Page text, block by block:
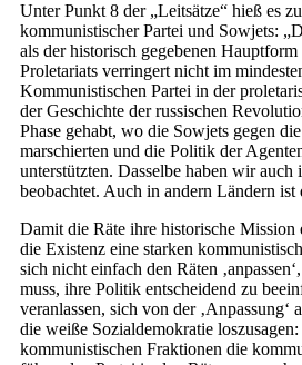
Unter Punkt 8 der „Leitsätze“ hieß es
kommunistischer Partei und Sowjets:
als der historisch gegebenen
Proletariats verringert nicht im
Kommunistischen Partei in der
der Geschichte der russischen
Phase gehabt, wo die Sowjets gegen
marschierten und die Politik der
unterstützten. Dasselbe haben wir auch
beobachtet. Auch in andern Ländern ist
Damit die Räte ihre historische
die Existenz eine starken
sich nicht einfach den Räten
muss, ihre Politik entscheidend zu
veranlassen, sich von der ‚Anpassung‘
die weiße Sozialdemokratie
kommunistischen Fraktionen die